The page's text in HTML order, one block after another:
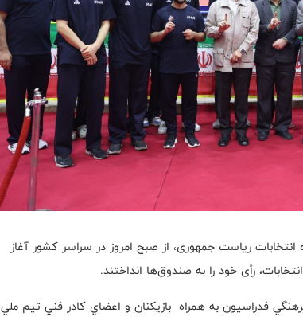
ریاست جمهوری، از صبح امروز در سراسر کشور آغاز
رأی خود را به صندوق‌ها انداختند.
فدراسيون به همراه بازيكنان و اعضاي كادر فني تيم ملي